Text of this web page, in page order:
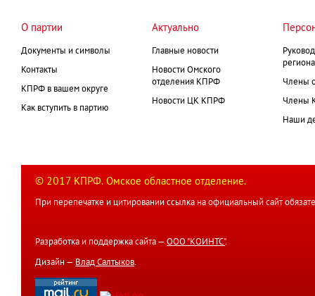
О партии
Документы и символы
Контакты
КПРФ в вашем округе
Как вступить в партию
Актуально
Главные новости
Новости Омского
отделения КПРФ
Новости ЦК КПРФ
Члены
Члены
Наши
© 2017 КПРФ. Омское областное отделение.
При перепечатке и цитировании ссылка на официальный сайт
Разработка и поддержка сайта — ООО "КОИНТС".
Дизайн — Влад Салтыков.